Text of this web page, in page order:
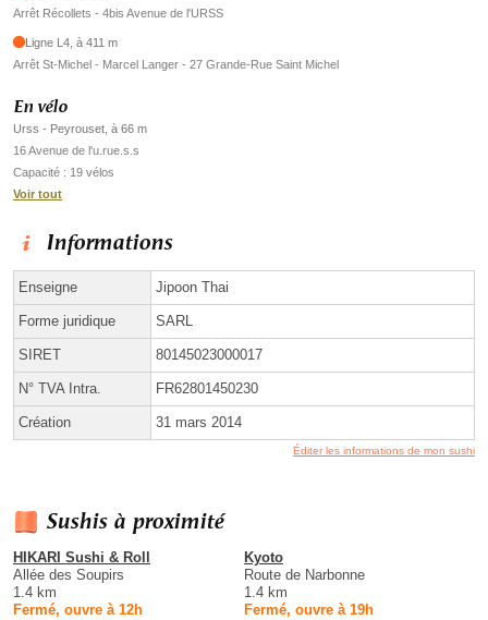
Arrêt Récollets - 4bis Avenue de l'URSS
Ligne L4, à 411 m
Arrêt St-Michel - Marcel Langer - 27 Grande-Rue Saint Michel
En vélo
Urss - Peyrouset, à 66 m
16 Avenue de l'u.rue.s.s
Capacité : 19 vélos
Voir tout
Informations
Enseigne Jipoon Thai
Forme juridique SARL
SIRET 80145023000017
N° TVA Intra. FR62801450230
Création 31 mars 2014
Éditer les informations de mon sushi
Sushis à proximité
HIKARI Sushi & Roll
Allée des Soupirs
1.4 km
Fermé, ouvre à 12h
Kyoto
Route de Narbonne
1.4 km
Fermé, ouvre à 19h